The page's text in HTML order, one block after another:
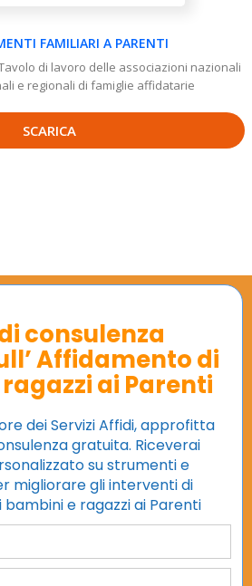
FAMILIARI A PARENTI
di lavoro delle associazioni nazionali
e regionali di famiglie affidatarie
SCARICA
consulenza
Affidamento di
ai Parenti
dei Servizi Affidi, approfitta
gratuita. Riceverai
su strumenti e
migliorare gli interventi di
e ragazzi ai Parenti